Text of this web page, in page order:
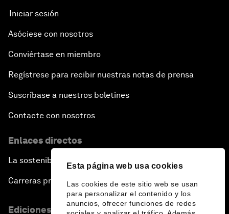
Esta página web usa cookies
Las cookies de este sitio web se usan
para personalizar el contenido y los
anuncios, ofrecer funciones de redes
Iniciar sesión
Asóciese con nosotros
Conviértase en miembro
Regístrese para recibir nuestras notas de prensa
Suscríbase a nuestros boletines
Contacte con nosotros
Enlaces directos
La sostenibilidad en el Foro
Carreras profesionales
Ediciones en otros idiomas